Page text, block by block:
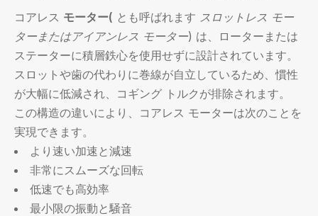
コアレス モーター( とも呼ばれます スロットレス モー
ターまたはアイアンレス モーター) は、ローターまたは
ステーターに積層鉄心を使用せずに設計されています。
スロットや歯の代わりに巻線が自立しているため、慣性
が大幅に低減され、コギング トルクが排除されます。
この構造の違いにより、コアレス モーターは次のことを
実現できます。
より速い加速と減速
非常にスムーズな回転
低速でも高効率
最小限の振動と騒音